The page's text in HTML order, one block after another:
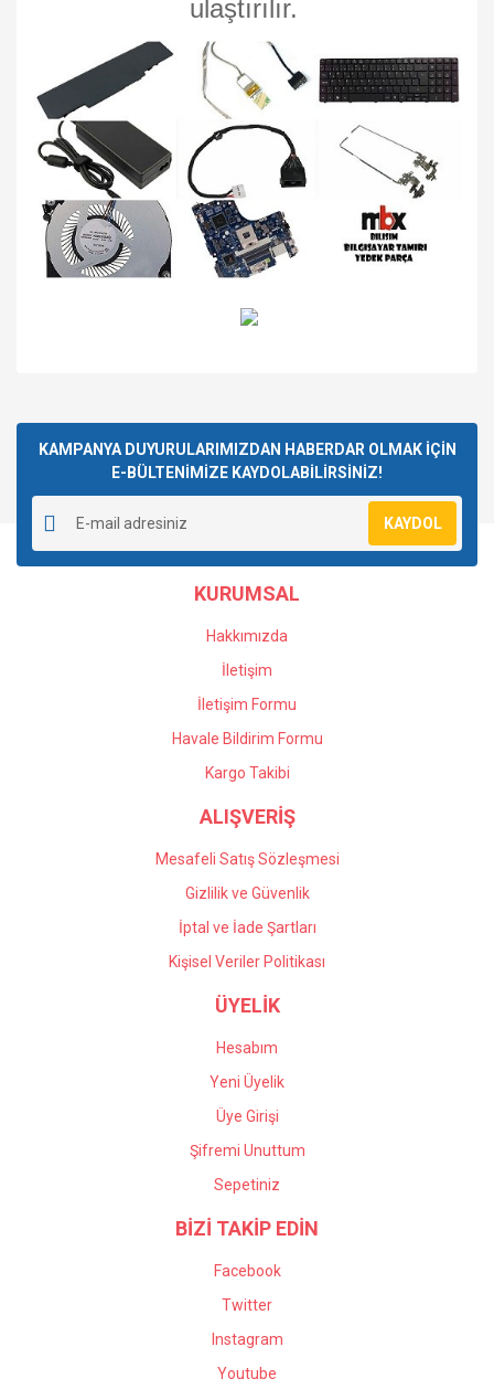
ulaştırılır.
Yorum Yaz
kullanarak tarafımıza iletebilirsiniz.
Görüş ve önerileriniz için teşekkür ederiz.
Ürün resmi kalitesiz, bozuk veya görüntülenemiyor.
Ürün açıklamasında eksik bilgiler bulunuyor.
Ürün bilgilerinde hatalar bulunuyor.
Ürün fiyatı diğer sitelerden daha pahalı.
Gönder
KAMPANYA DUYURULARIMIZDAN HABERDAR OLMAK İÇİN
E-BÜLTENİMİZE KAYDOLABİLİRSİNİZ!
KAYDOL
KURUMSAL
Hakkımızda
İletişim
İletişim Formu
Havale Bildirim Formu
Kargo Takibi
ALIŞVERİŞ
Mesafeli Satış Sözleşmesi
Gizlilik ve Güvenlik
İptal ve İade Şartları
Kişisel Veriler Politikası
ÜYELİK
Hesabım
Yeni Üyelik
Üye Girişi
Şifremi Unuttum
Sepetiniz
BİZİ TAKİP EDİN
Facebook
Twitter
Instagram
Youtube